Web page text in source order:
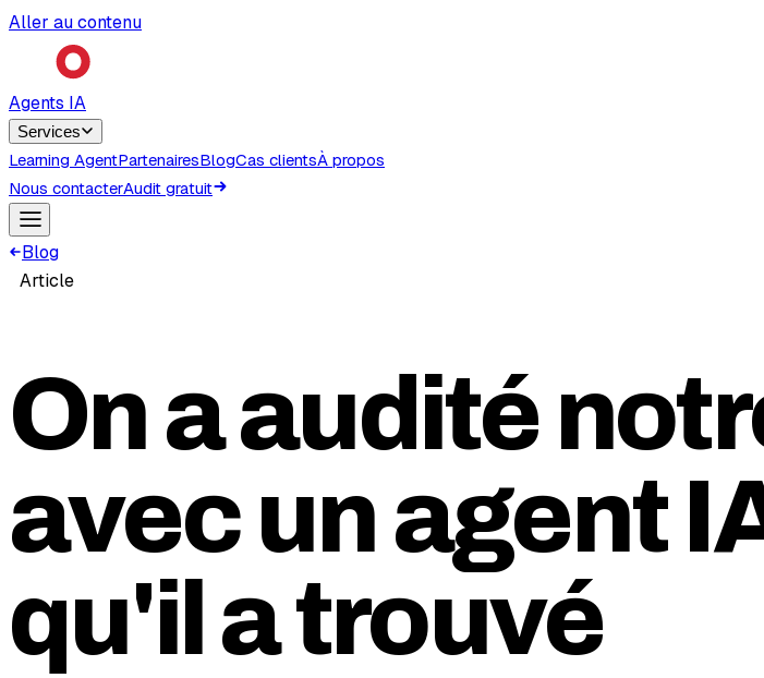
Aller au contenu
Agents IA
Services
Learning AgentPartenairesBlogCas clientsÀ propos
Nous contacterAudit gratuit
Blog
Article
On a audité
avec un agent
qu'il a trouvé